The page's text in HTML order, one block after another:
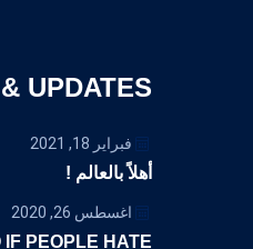
UPDATES
فبراير 18, 2021
أهلاً بالعالم !
أغسطس 26, 2020
IF PEOPLE HATE